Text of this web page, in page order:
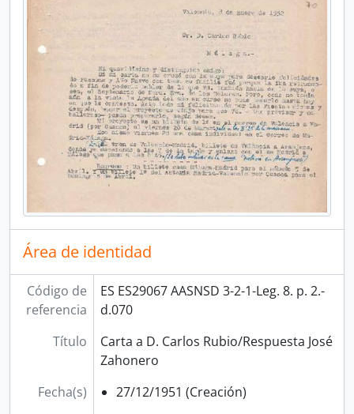
Área de identidad
Código de
referencia
ES ES29067 AASNSD 3-2-1-Leg. 8. p. 2.-
d.070
Título
Carta a D. Carlos Rubio/Respuesta José
Zahonero
Fecha(s)
27/12/1951 (Creación)